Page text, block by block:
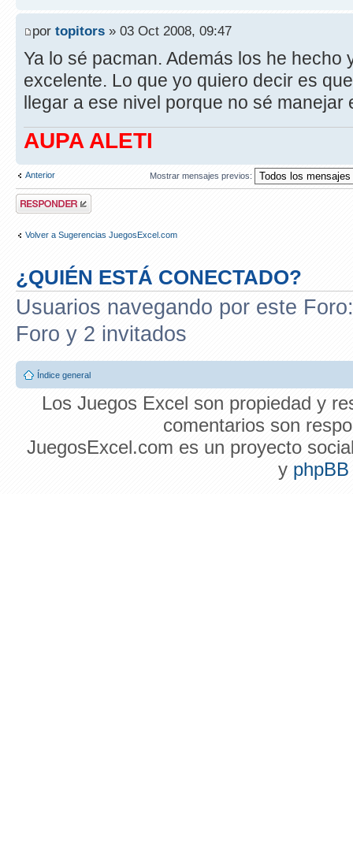
por topitors » 03 Oct 2008, 09:47
Ya lo sé pacman. Además los he hecho
excelente. Lo que yo quiero decir es
llegar a ese nivel porque no sé manejar
AUPA ALETI
Anterior Mostrar mensajes previos:
Publicar una
respuesta
Volver a Sugerencias JuegosExcel.com
¿QUIÉN ESTÁ CONECTADO?
Usuarios navegando por este
Foro y 2 invitados
Índice general
Los Juegos Excel son propiedad y
comentarios son
JuegosExcel.com es un proyecto
y phpBB